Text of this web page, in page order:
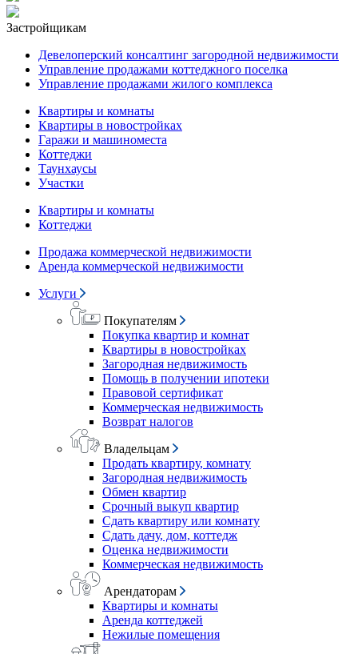
Застройщикам
Девелоперский консалтинг загородной недвижимости
Управление продажами коттеджного поселка
Управление продажами жилого комплекса
Квартиры и комнаты
Квартиры в новостройках
Гаражи и машиноместа
Коттеджи
Таунхаусы
Участки
Квартиры и комнаты
Коттеджи
Продажа коммерческой недвижимости
Аренда коммерческой недвижимости
Услуги
Покупателям
Покупка квартир и комнат
Квартиры в новостройках
Загородная недвижимость
Помощь в получении ипотеки
Правовой сертификат
Коммерческая недвижимость
Возврат налогов
Владельцам
Продать квартиру, комнату
Загородная недвижимость
Обмен квартир
Срочный выкуп квартир
Сдать квартиру или комнату
Сдать дачу, дом, коттедж
Оценка недвижимости
Коммерческая недвижимость
Арендаторам
Квартиры и комнаты
Аренда коттеджей
Нежилые помещения